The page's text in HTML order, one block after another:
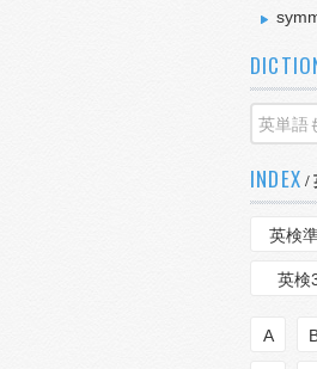
INDEX /
英検
英検
A